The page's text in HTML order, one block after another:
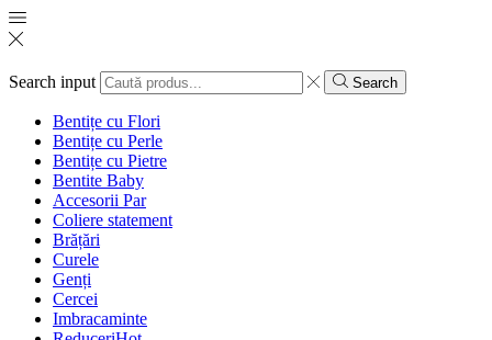
Search input Search
Bentițe cu Flori
Bentițe cu Perle
Bentițe cu Pietre
Bentite Baby
Accesorii Par
Coliere statement
Brățări
Curele
Genți
Cercei
Imbracaminte